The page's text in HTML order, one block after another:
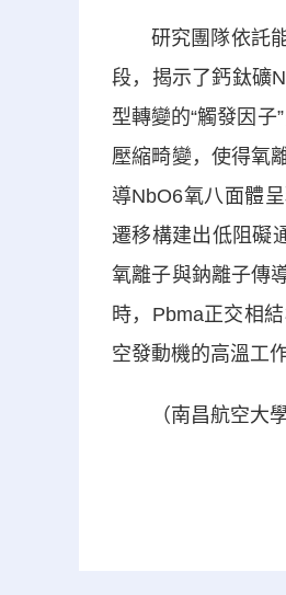
研究團隊依託能
段，揭示了鈣鈦礦
型轉變的“觸發因
壓縮畸變，使得氧
導NbO6氧八面體
遷移構建出低阻礙
氧離子與鈉離子傳
時，Pbma正交相
空發動機的高溫工
（南昌航空大學